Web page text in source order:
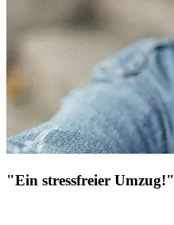
"Ein stressfreier Umzug!"